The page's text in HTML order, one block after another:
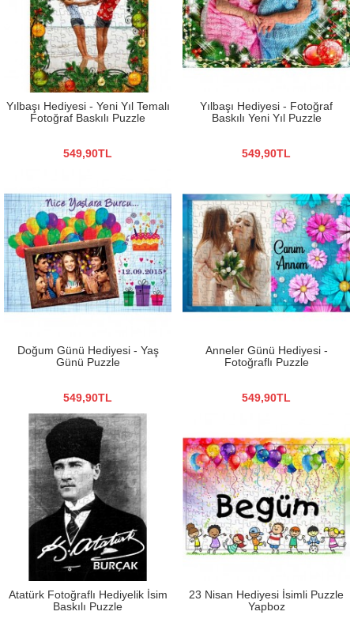
Yılbaşı Hediyesi - Yeni Yıl Temalı
Fotoğraf Baskılı Puzzle
549,90TL
Yılbaşı Hediyesi - Fotoğraf
Baskılı Yeni Yıl Puzzle
549,90TL
Doğum Günü Hediyesi - Yaş
Günü Puzzle
549,90TL
Anneler Günü Hediyesi -
Fotoğraflı Puzzle
549,90TL
Atatürk Fotoğraflı Hediyelik İsim
Baskılı Puzzle
23 Nisan Hediyesi İsimli Puzzle
Yapboz